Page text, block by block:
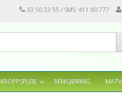
33 50 33 55 / SMS: 411 80 777
KROPPSPLEIE RENGJØRING